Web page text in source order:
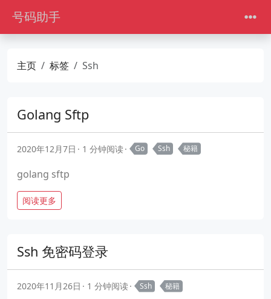
号码助手
主页 标签 Ssh
Golang Sftp
2020年12月7日 1 分钟阅读 Go Ssh 秘籍
golang sftp
阅读更多
Ssh 免密码登录
2020年11月26日 1 分钟阅读 Ssh 秘籍